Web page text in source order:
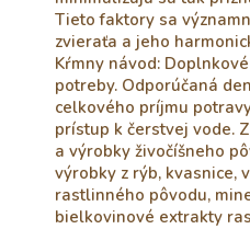
Tieto faktory sa
zvieraťa a jeho
Kŕmny návod:
potreby. Odporúčaná
celkového príjmu
prístup k čerstvej vode.
a výrobky živočíšneho
výrobky z rýb, kvasnice,
rastlinného pôvodu,
bielkovinové extrakty